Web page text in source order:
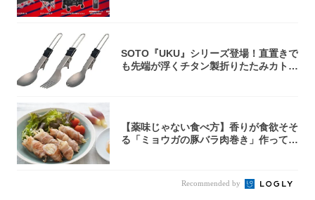
SOTO『UKU』シリーズ登場！直置きで
も先端が浮くチタン製折りたたみカトラ
【薬味じゃない食べ方】香りが食欲そそ
る「ミョウガの豚バラ肉巻き」作ってみ
Recommended by